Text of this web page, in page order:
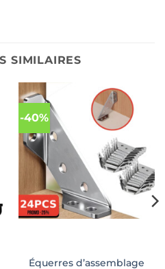
SIMILAIRES
-40%
Équerres d’assemblage